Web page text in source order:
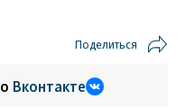
Поделиться
Вконтакте